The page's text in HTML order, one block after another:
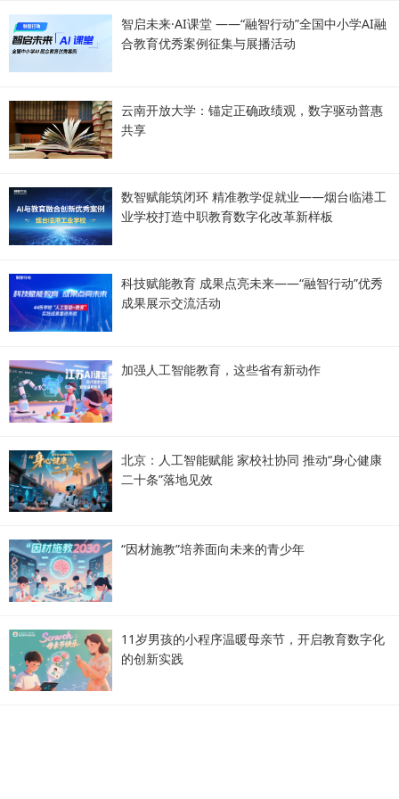
智启未来·AI课堂 ——“融智行动”全国中小学AI融
合教育优秀案例征集与展播活动
云南开放大学：锚定正确政绩观，数字驱动普惠
共享
数智赋能筑闭环 精准教学促就业——烟台临港工
业学校打造中职教育数字化改革新样板
科技赋能教育 成果点亮未来——“融智行动”优秀
成果展示交流活动
加强人工智能教育，这些省有新动作
北京：人工智能赋能 家校社协同 推动“身心健康
二十条”落地见效
“因材施教”培养面向未来的青少年
11岁男孩的小程序温暖母亲节，开启教育数字化
的创新实践